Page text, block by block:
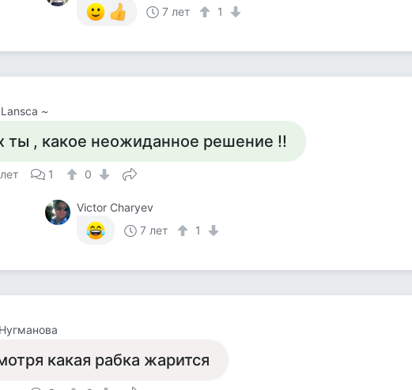
7 лет
1
~
ты , какое неожиданное решение !!
1 0
Victor Charyev
7 лет
1
какая рабка жарится